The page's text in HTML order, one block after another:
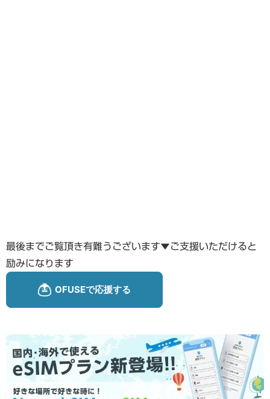
最後までご覧頂き有難うございます▼ご支援いただけると
励みになります